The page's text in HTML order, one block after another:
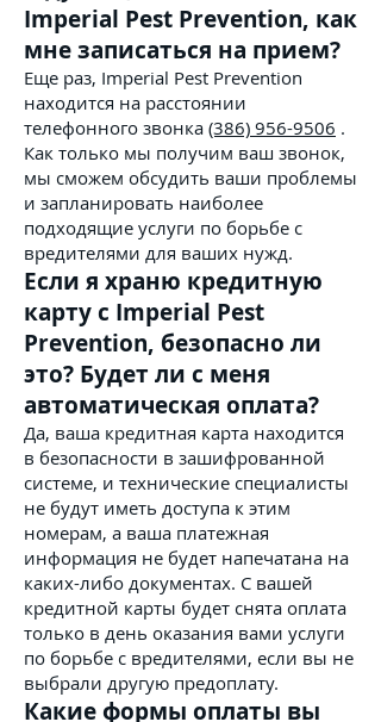
Imperial Pest Prevention, как
мне записаться на прием?
Еще раз, Imperial Pest Prevention
находится на расстоянии
телефонного звонка (386) 956-9506 .
Как только мы получим ваш звонок,
мы сможем обсудить ваши проблемы
и запланировать наиболее
подходящие услуги по борьбе с
вредителями для ваших нужд.
Если я храню кредитную
карту с Imperial Pest
Prevention, безопасно ли
это? Будет ли с меня
автоматическая оплата?
Да, ваша кредитная карта находится
в безопасности в зашифрованной
системе, и технические специалисты
не будут иметь доступа к этим
номерам, а ваша платежная
информация не будет напечатана на
каких-либо документах. С вашей
кредитной карты будет снята оплата
только в день оказания вами услуги
по борьбе с вредителями, если вы не
выбрали другую предоплату.
Какие формы оплаты вы